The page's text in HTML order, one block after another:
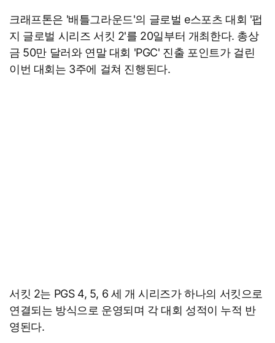
크래프톤은 '배틀그라운드'의 글로벌 e스포츠 대회 '펍
지 글로벌 시리즈 서킷 2'를 20일부터 개최한다. 총상
금 50만 달러와 연말 대회 'PGC' 진출 포인트가 걸린
이번 대회는 3주에 걸쳐 진행된다.
서킷 2는 PGS 4, 5, 6 세 개 시리즈가 하나의 서킷으로
연결되는 방식으로 운영되며 각 대회 성적이 누적 반
영된다.